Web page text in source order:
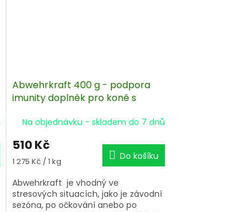
Abwehrkraft 400 g - podpora
imunity doplněk pro koně s
Na objednávku - skladem do 7 dnů
510 Kč
Měrná
1 275 Kč / 1 kg Do košíku
Abwehrkraft je vhodný ve
stresových situacích, jako je závodní
sezóna, po očkování anebo po